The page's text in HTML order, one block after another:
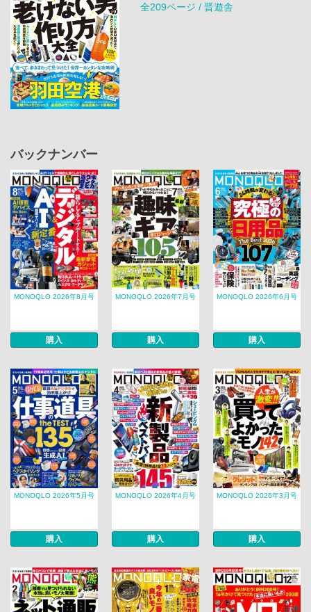
全209ページ / 晋遊舎
バックナンバー
MONOQLO 2026年8月号
購入
MONOQLO 2026年7月号
購入
MONOQLO 2026年6月号
購入
MONOQLO 2026年5月号
購入
MONOQLO 2026年4月号
購入
MONOQLO 2026年3月号
購入